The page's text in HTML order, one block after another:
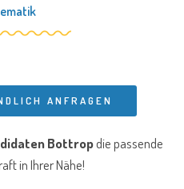
ANFRAGEN
Bottropdie passende
in Ihrer Nähe!